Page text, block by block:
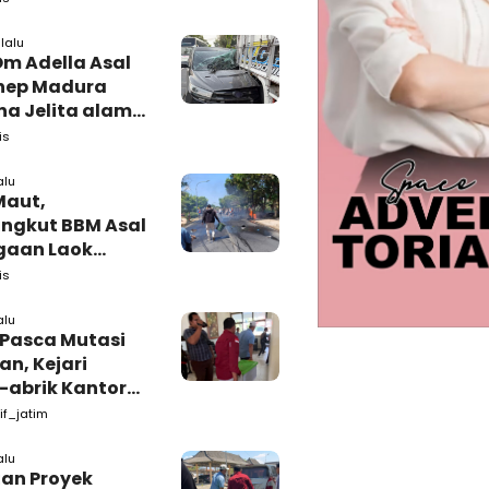
Bukti
Adella Asal
Madura
Jelita alami
di
BBM Asal
Laok
Mutasi
Kejari
abrik Kantor
Proyek